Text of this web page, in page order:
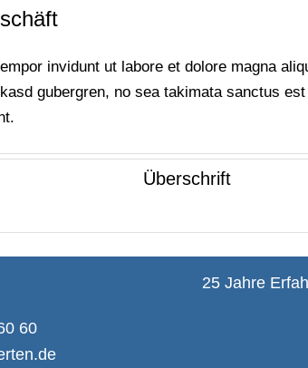
invidunt ut labore et dolore magna
gubergren, no sea takimata sanctus
Überschrift
60
25 Jahre